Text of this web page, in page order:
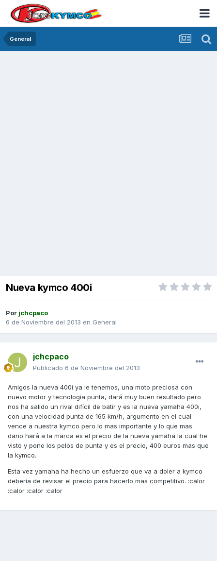
General
Nueva kymco 400i
Por jchcpaco
6 de Noviembre del 2013 en General
jchcpaco
Publicado 6 de Noviembre del 2013
Amigos la nueva 400i ya le tenemos, una moto preciosa con
nuevo motor y tecnología punta, dará muy buen resultado pero
nos ha salido un rival difícil de batir y es la nueva yamaha 400i,
con una velocidad punta de 165 km/h, argumento en el cual
vence a nuestra kymco pero lo mas importante y lo que mas
daño hará a la marca es el precio de la nueva yamaha la cual he
visto y pone los pelos de punta y es el precio, 400 euros mas que
la kymco.
Esta vez yamaha ha hecho un esfuerzo que va a doler a kymco
debería de revisar el precio para hacerlo mas competitivo. :calor
:calor :calor :calor